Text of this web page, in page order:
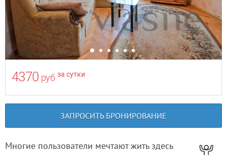
4370 руб за сутки
ЗАПРОСИТЬ БРОНИРОВАНИЕ
Многие пользователи мечтают жить здесь